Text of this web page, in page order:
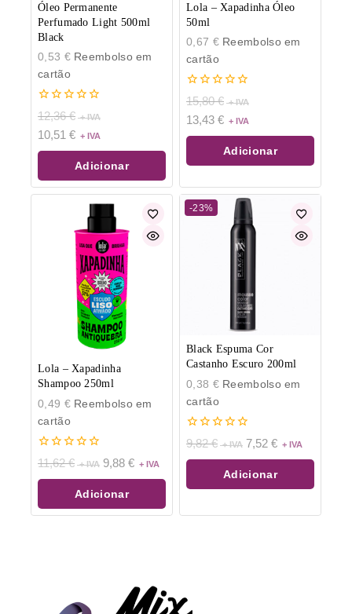
Óleo Permanente
Perfumado Light 500ml
Black
0,53 €Reembolso em
cartão
0
de
5
12,36€
10,51 €
Adicionar
Lola – Xapadinha Óleo
50ml
0,67 €Reembolso em
cartão
0
de
5
15,80€
13,43 €
Adicionar
Lola – Xapadinha
Shampoo 250ml
0,49 €Reembolso em
cartão
0
de
5
11,62€ 9,88 €
Adicionar
-23%
Black Espuma Cor
Castanho Escuro 200ml
0,38 €Reembolso em
cartão
0
de
5
9,82€ 7,52 €
Adicionar